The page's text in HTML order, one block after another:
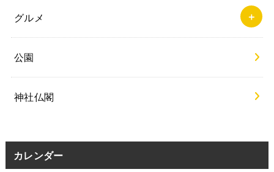
グルメ
公園
神社仏閣
カレンダー